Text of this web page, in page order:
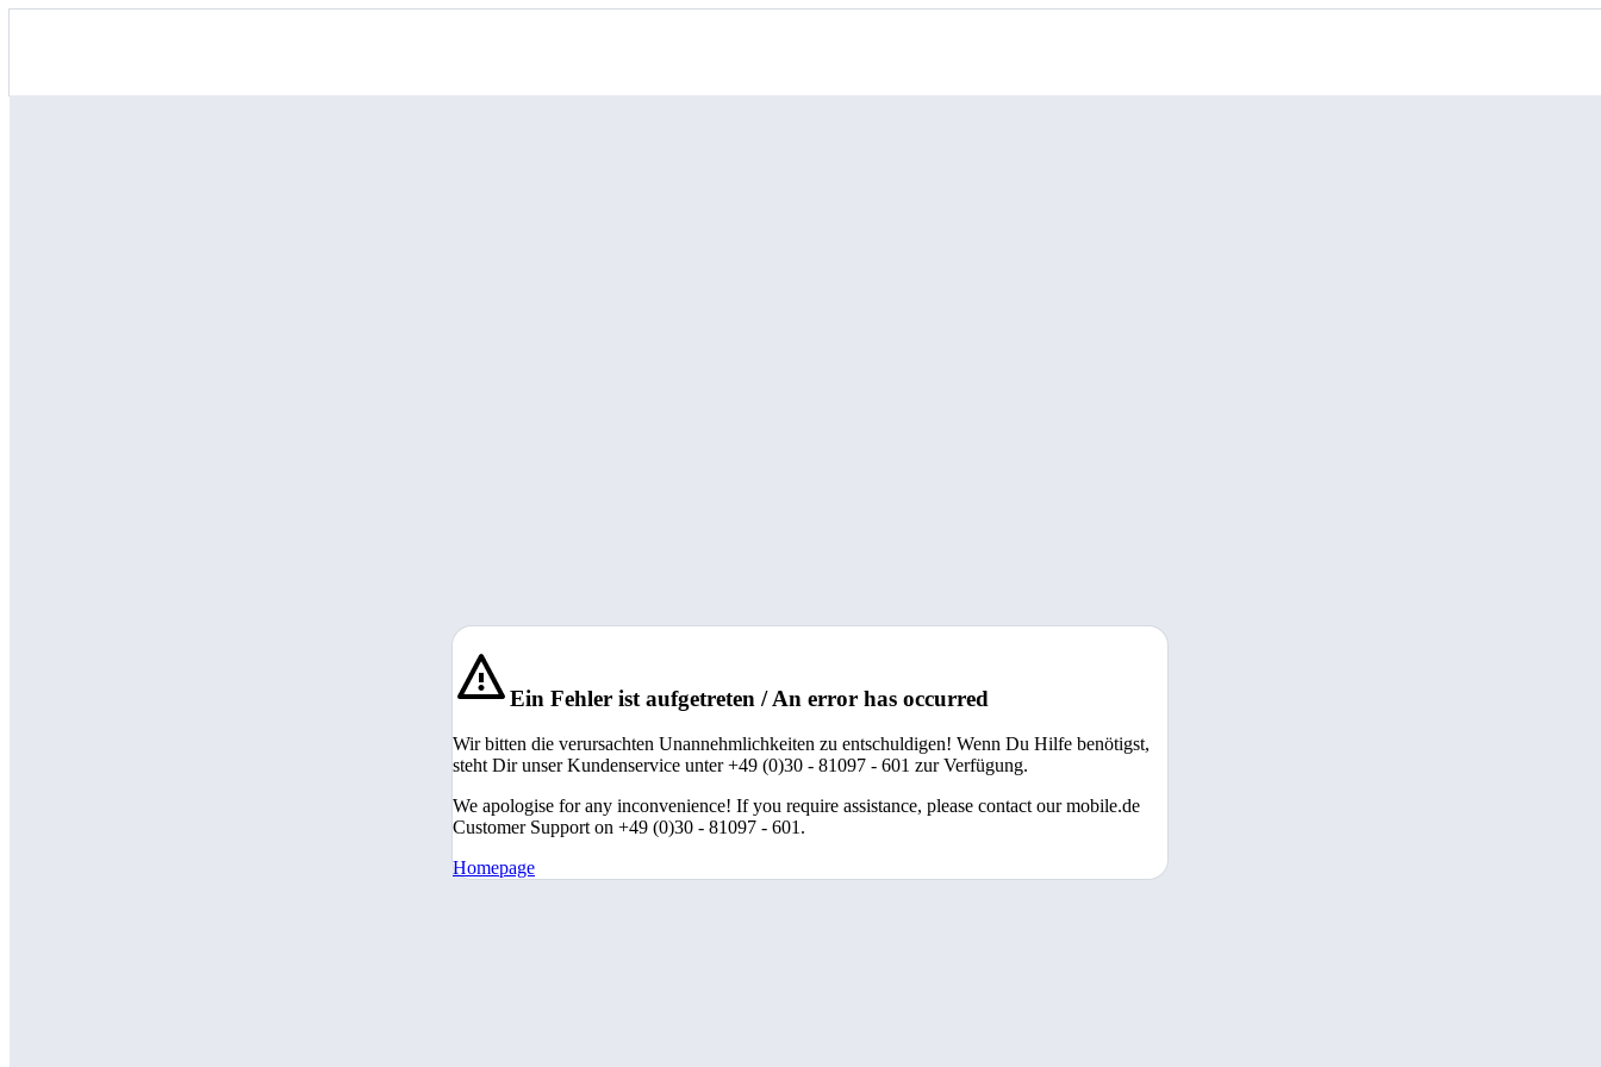
Ein Fehler ist aufgetreten / An error has occurred
Wir bitten die verursachten Unannehmlichkeiten zu entschuldigen! Wenn Du Hilfe benötigst,
steht Dir unser Kundenservice unter +49 (0)30 - 81097 - 601 zur Verfügung.
We apologise for any inconvenience! If you require assistance, please contact our mobile.de
Customer Support on +49 (0)30 - 81097 - 601.
Homepage